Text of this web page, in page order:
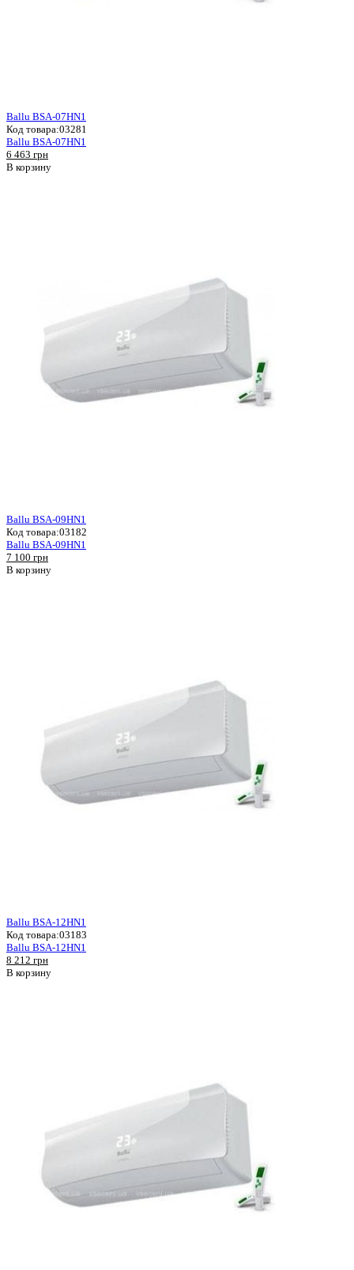
Ballu BSA-07HN1
Код товара:03281
Ballu BSA-07HN1
6 463 грн
В корзину
Ballu BSA-09HN1
Код товара:03182
Ballu BSA-09HN1
7 100 грн
В корзину
Ballu BSA-12HN1
Код товара:03183
Ballu BSA-12HN1
8 212 грн
В корзину